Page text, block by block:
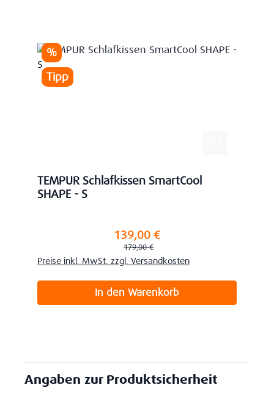
Rabatt
%
Tipp
TEMPUR Schlafkissen SmartCool
SHAPE - S
139,00 €
Regulärer Preis:
179,00 €
Preise inkl. MwSt. zzgl. Versandkosten
In den Warenkorb
Angaben zur Produktsicherheit